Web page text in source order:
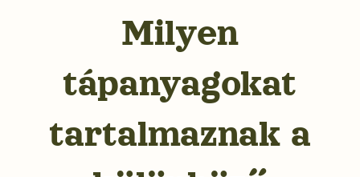
Milyen
tápanyagokat
tartalmaznak a